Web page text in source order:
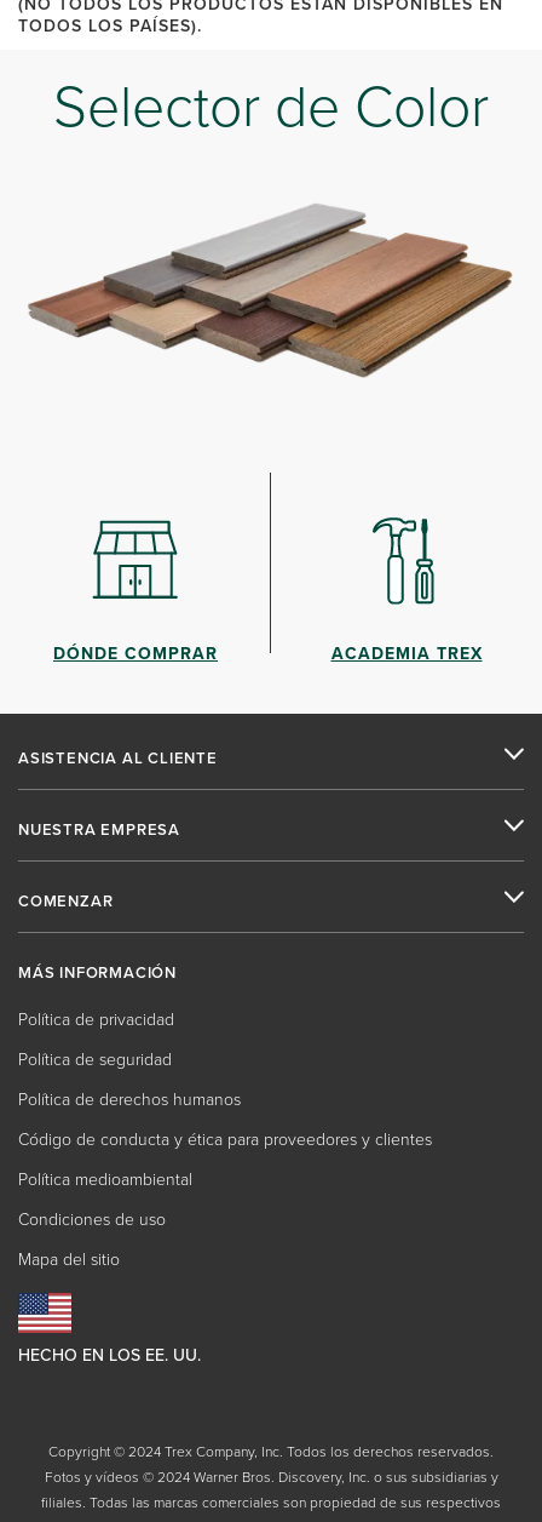
TODOS LOS PAÍSES).
Selector de Color
DÓNDE COMPRAR ACADEMIA TREX
ASISTENCIA AL CLIENTE
NUESTRA EMPRESA
COMENZAR
MÁS INFORMACIÓN
Política de privacidad
Política de seguridad
Política de derechos humanos
Código de conducta y ética para proveedores y clientes
Política medioambiental
Condiciones de uso
Mapa del sitio
HECHO EN LOS EE. UU.
Copyright © 2024 Trex Company, Inc. Todos los derechos reservados.
Fotos y vídeos © 2024 Warner Bros. Discovery, Inc. o sus subsidiarias y
filiales. Todas las marcas comerciales son propiedad de sus respectivos